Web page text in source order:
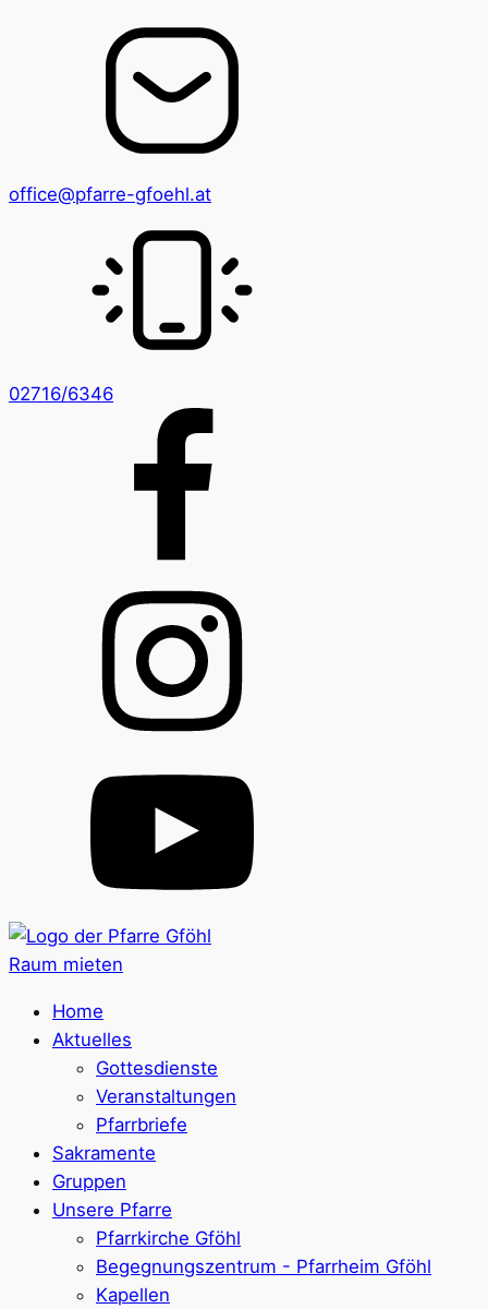
office@pfarre-gfoehl.at
02716/6346
Raum mieten
Home
Aktuelles
Gottesdienste
Veranstaltungen
Pfarrbriefe
Sakramente
Gruppen
Unsere Pfarre
Pfarrkirche Gföhl
Begegnungszentrum - Pfarrheim Gföhl
Kapellen